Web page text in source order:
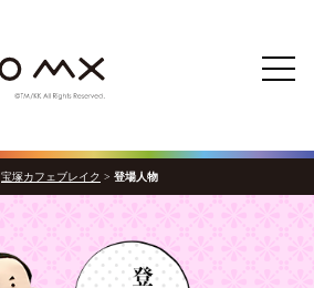
宝塚カフェブレイク > 登場人物